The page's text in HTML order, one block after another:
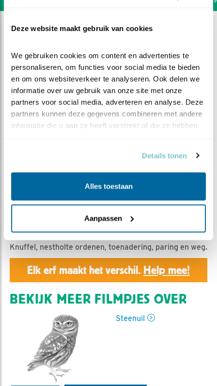
Deze website maakt gebruik van cookies
We gebruiken cookies om content en advertenties te
personaliseren, om functies voor social media te bieden
en om ons websiteverkeer te analyseren. Ook delen we
informatie over uw gebruik van onze site met onze
partners voor social media, adverteren en analyse. Deze
partners kunnen deze gegevens combineren met andere
informatie die u aan ze heeft verstrekt of die ze hebben
Details tonen
Alles toestaan
Aanpassen
Op weg naar een ei?
Geert | Geplaatst op 22 maart 2020, 23:55 |
leuk| Bewaar dit filmpje|
922x
Knuffel, nestholte ordenen, toenadering, paring en weg.
Elk erf maakt het verschil. Help mee!
BEKIJK MEER FILMPJES OVER
Steenuil